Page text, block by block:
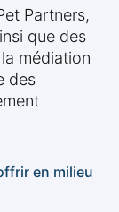
Partners,
que des
médiation
des
en milieu